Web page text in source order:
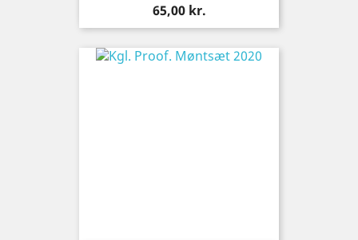
Pris
65,00 kr.